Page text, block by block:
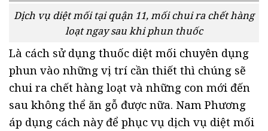
Dịch vụ diệt mối tại quận 11, mối chui ra chết hàng
loạt ngay sau khi phun thuốc
Là cách sử dụng thuốc diệt mối chuyên dụng
phun vào những vị trí cần thiết thì chúng sẽ
chui ra chết hàng loạt và những con mới đến
sau không thể ăn gỗ được nữa. Nam Phương
áp dụng cách này để phục vụ dịch vụ diệt mối